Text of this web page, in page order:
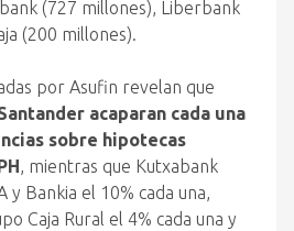
(727 millones), Liberbank
(200 millones).
por Asufin revelan que
acaparan cada una
sobre hipotecas
, mientras que Kutxabank
y Bankia el 10% cada una,
Caja Rural el 4% cada una y